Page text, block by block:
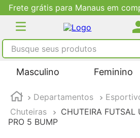
Frete grátis para Manaus em
Busque seus produtos
Masculino Feminino
Departamentos
Chuteiras
CHUTEIRA FUTSAL
PRO 5 BUMP
TERMOS MAIS BUSCADOS
2
tenis feminino
3 º
kenner